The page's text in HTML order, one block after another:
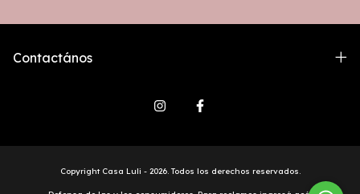
Contactános
Copyright Casa Luli - 2026. Todos los derechos reservados.